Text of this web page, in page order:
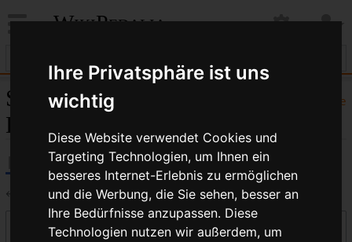
Ihre Privatsphäre ist uns
wichtig
Diese Website verwendet Cookies und
Targeting Technologien, um Ihnen ein
besseres Internet-Erlebnis zu ermöglichen
und die Werbung, die Sie sehen, besser an
Ihre Bedürfnisse anzupassen. Diese
Technologien nutzen wir außerdem, um
WikiPedalia
Hilfe
Seiten, die auf „Big
Dummy™“ verlinken
← Big Dummy™
Links auf diese Seite